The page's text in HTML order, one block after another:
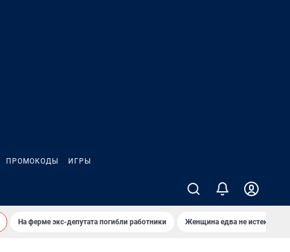
ПРОМОКОДЫ ИГРЫ
На ферме экс-депутата погибли работники Женщина едва не истекла